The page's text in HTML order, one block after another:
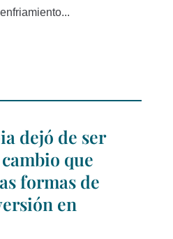
dejó de ser
que
formas de
en